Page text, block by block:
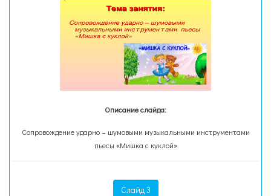
Описание слайда:
Сопровождение ударно – шумовыми музыкальными инструментами
пьесы «Мишка с куклой»
Слайд 3